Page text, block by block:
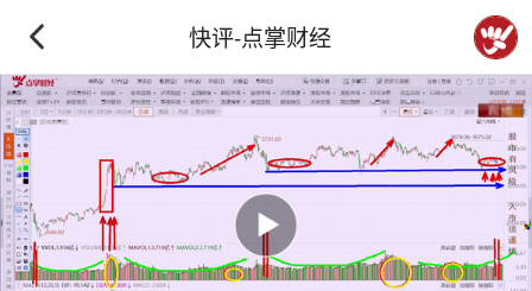
快评-点掌财经